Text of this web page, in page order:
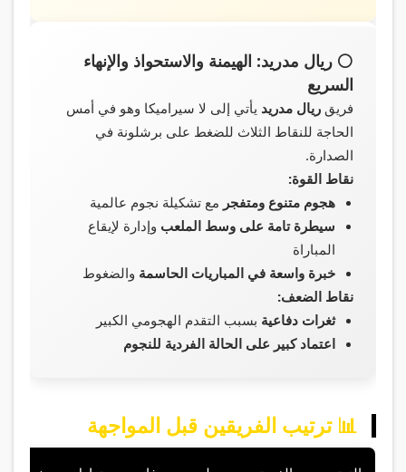
⚪ ريال مدريد: الهيمنة والاستحواذ والإنهاء
السريع
فريقريال مدريد يأتي إلى لا سيراميكا وهو في أمس
الحاجة للنقاط الثلاث للضغط على برشلونة في
الصدارة.
نقاط القوة:
هجوم متنوع ومتفجر مع تشكيلة نجوم عالمية
سيطرة تامة على وسط الملعب وإدارة لإيقاع
المباراة
خبرة واسعة في المباريات الحاسمة والضغوط
نقاط الضعف:
ثغرات دفاعية بسبب التقدم الهجومي الكبير
اعتماد كبير على الحالة الفردية للنجوم
📊 ترتيب الفريقين قبل المواجهة